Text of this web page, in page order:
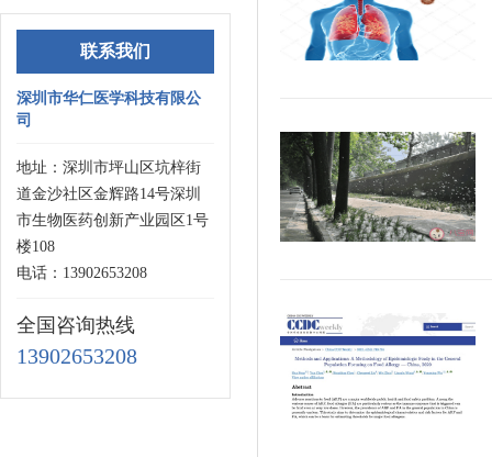
联系我们
深圳市华仁医学科技有限公
司
地址：深圳市坪山区坑梓街
道金沙社区金辉路14号深圳
市生物医药创新产业园区1号
楼108
电话：13902653208
全国咨询热线
13902653208